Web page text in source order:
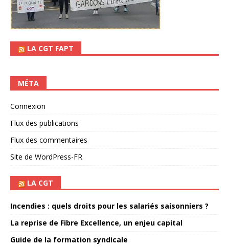
LA CGT FAPT
MÉTA
Connexion
Flux des publications
Flux des commentaires
Site de WordPress-FR
LA CGT
Incendies : quels droits pour les salariés saisonniers ?
La reprise de Fibre Excellence, un enjeu capital
Guide de la formation syndicale